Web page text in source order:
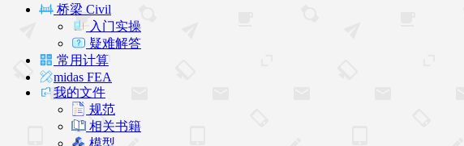
桥梁 Civil
入门实操
疑难解答
常用计算
midas FEA
我的文件
规范
相关书籍
模型